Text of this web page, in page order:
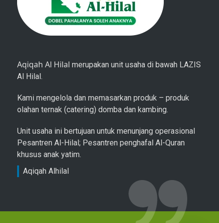
Aqiqah Al Hilal merupakan unit usaha di bawah LAZIS
Al Hilal.
Kami mengelola dan memasarkan produk – produk
olahan ternak (catering) domba dan kambing.
Unit usaha ini bertujuan untuk menunjang operasional
Pesantren Al-Hilal; Pesantren penghafal Al-Quran
khusus anak yatim.
Aqiqah Alhilal